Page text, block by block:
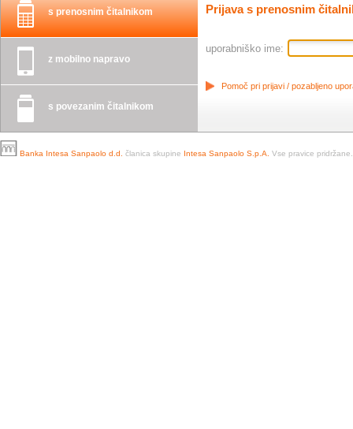
s prenosnim čitalnikom
z mobilno napravo
s povezanim čitalnikom
Prijava s prenosnim
uporabniško ime:
Pomoč pri prijavi / pozabljeno
Banka Intesa Sanpaolo d.d. članica skupine Intesa Sanpaolo S.p.A. Vse pravice pridržane.